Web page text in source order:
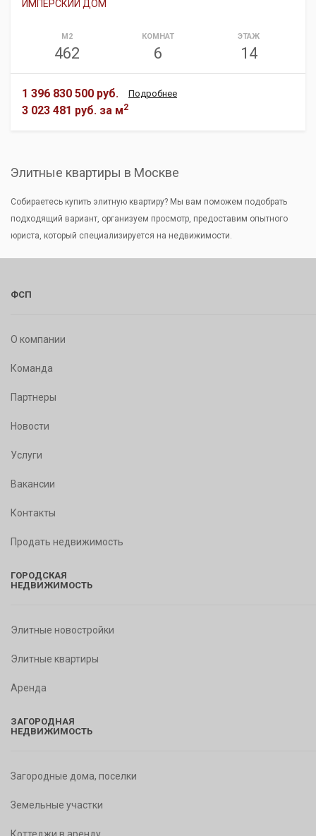
ИМПЕРСКИЙ ДОМ
М2
462
КОМНАТ
6
ЭТАЖ
14
1 396 830 500 руб.
3 023 481 руб. за м2
Подробнее
Элитные квартиры в Москве
Собираетесь купить элитную квартиру? Мы вам поможем подобрать
подходящий вариант, организуем просмотр, предоставим опытного
юриста, который специализируется на недвижимости.
ФСП
О компании
Команда
Партнеры
Новости
Услуги
Вакансии
Контакты
Продать недвижимость
ГОРОДСКАЯ
НЕДВИЖИМОСТЬ
Элитные новостройки
Элитные квартиры
Аренда
ЗАГОРОДНАЯ
НЕДВИЖИМОСТЬ
Загородные дома, поселки
Земельные участки